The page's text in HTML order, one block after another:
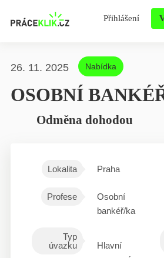
Přihlášení
26. 11. 2025 Nabídka
OSOBNÍ
Odměna dohodou
Lokalita Praha
Profese
Osobní
bankéř/ka
Typ
úvazku
Hlavní